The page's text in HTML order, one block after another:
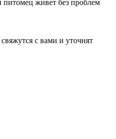
живет без проблем
с вами и уточнят